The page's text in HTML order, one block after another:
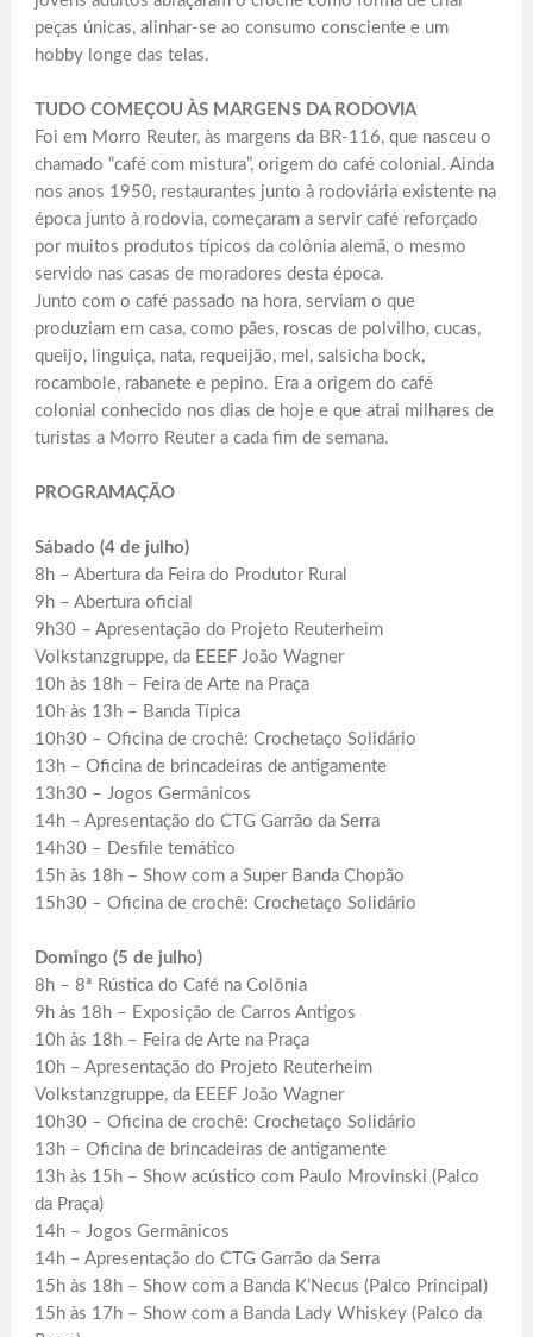
peças únicas, alinhar-se ao consumo consciente e um
hobby longe das telas.
TUDO COMEÇOU ÀS MARGENS DA RODOVIA
Foi em Morro Reuter, às margens da BR-116, que nasceu o
chamado “café com mistura”, origem do café colonial. Ainda
nos anos 1950, restaurantes junto à rodoviária existente na
época junto à rodovia, começaram a servir café reforçado
por muitos produtos típicos da colônia alemã, o mesmo
servido nas casas de moradores desta época.
Junto com o café passado na hora, serviam o que
produziam em casa, como pães, roscas de polvilho, cucas,
queijo, linguiça, nata, requeijão, mel, salsicha bock,
rocambole, rabanete e pepino. Era a origem do café
colonial conhecido nos dias de hoje e que atrai milhares de
turistas a Morro Reuter a cada fim de semana.
PROGRAMAÇÃO
Sábado (4 de julho)
8h – Abertura da Feira do Produtor Rural
9h – Abertura oficial
9h30 – Apresentação do Projeto Reuterheim
Volkstanzgruppe, da EEEF João Wagner
10h às 18h – Feira de Arte na Praça
10h às 13h – Banda Típica
10h30 – Oficina de crochê: Crochetaço Solidário
13h – Oficina de brincadeiras de antigamente
13h30 – Jogos Germânicos
14h – Apresentação do CTG Garrão da Serra
14h30 – Desfile temático
15h às 18h – Show com a Super Banda Chopão
15h30 – Oficina de crochê: Crochetaço Solidário
Domingo (5 de julho)
8h – 8ª Rústica do Café na Colônia
9h às 18h – Exposição de Carros Antigos
10h às 18h – Feira de Arte na Praça
10h – Apresentação do Projeto Reuterheim
Volkstanzgruppe, da EEEF João Wagner
10h30 – Oficina de crochê: Crochetaço Solidário
13h – Oficina de brincadeiras de antigamente
13h às 15h – Show acústico com Paulo Mrovinski (Palco
da Praça)
14h – Jogos Germânicos
14h – Apresentação do CTG Garrão da Serra
15h às 18h – Show com a Banda K’Necus (Palco Principal)
15h às 17h – Show com a Banda Lady Whiskey (Palco da